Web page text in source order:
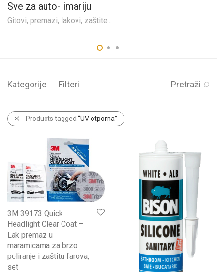
Sve za auto-limariju
Gitovi, premazi, lakovi, zaštite...
Kategorije Filteri Pretraži
Products tagged “UV otporna”
3M 39173 Quick
Headlight Clear Coat –
Lak premaz u
maramicama za brzo
poliranje i zaštitu farova,
set